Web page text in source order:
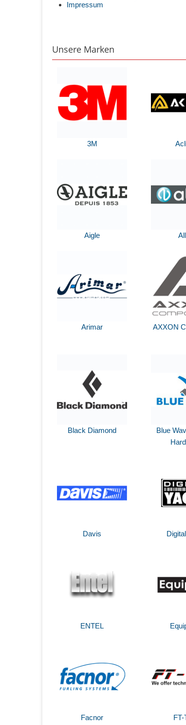
Impressum
Unsere Marken
3M
Aigle
Arimar AXXON
Black Diamond
Blue
Davis
ENTEL
Facnor FT-